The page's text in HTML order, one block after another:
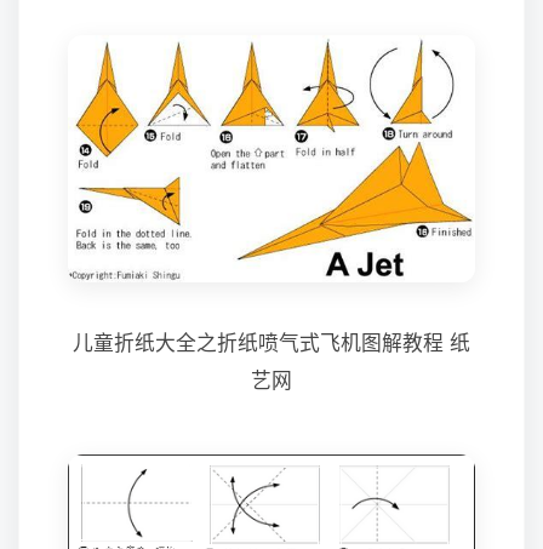
儿童折纸大全之折纸喷气式飞机图解教程 纸
艺网